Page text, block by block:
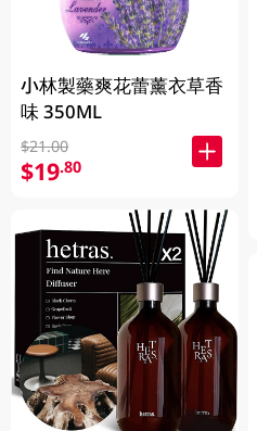
小林製藥爽花蕾薰衣草香
味 350ML
$21.00
$19.80